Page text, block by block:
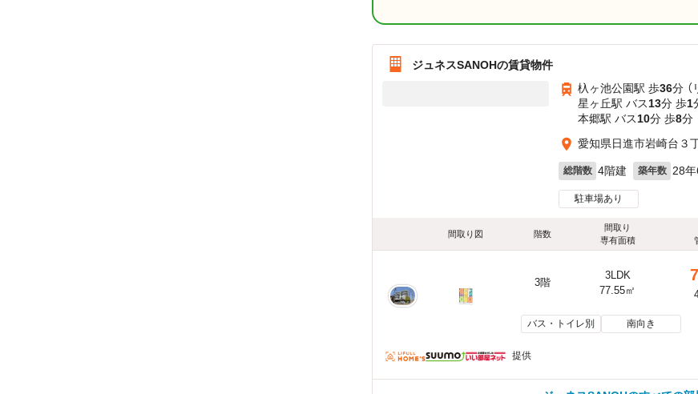
ジュネスSANOHの賃貸物件
杁ヶ池公園駅 歩36分 （
星ヶ丘駅 バス13分 歩1
本郷駅 バス10分 歩8分
愛知県日進市岩崎台３
総階数 4階建 築年数 28年
駐車場あり
間取り図 階数
間取り
専有面積
3階
3LDK
77.55㎡
バス・トイレ別 南向き
提供